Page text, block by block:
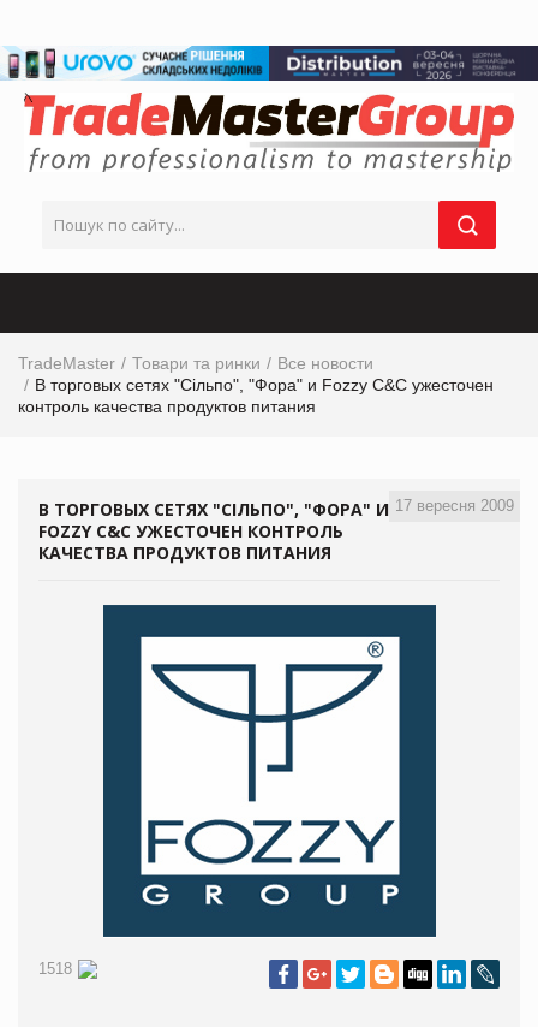
TradeMaster Товари та ринки
Все новости
В торговых сетях "Сільпо", "Фора" и Fozzy C&C ужесточен
контроль качества продуктов питания
17 вересня 2009
В ТОРГОВЫХ СЕТЯХ "СІЛЬПО", "ФОРА" И
FOZZY C&C УЖЕСТОЧЕН КОНТРОЛЬ
КАЧЕСТВА ПРОДУКТОВ ПИТАНИЯ
1518